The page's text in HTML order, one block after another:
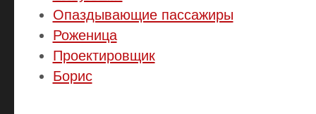
Опаздывающие пассажиры
Роженица
Проектировщик
Борис